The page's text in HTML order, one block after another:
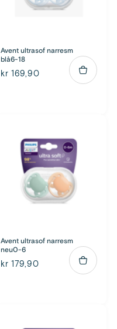
Avent ultrasof narresm
blå6-18
kr 169,90
Avent ultrasof narresm
neu0-6
kr 179,90